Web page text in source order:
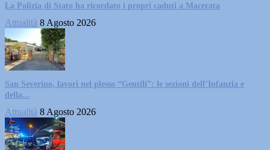
La Polizia di Stato ha ricordato i propri caduti a Macerata
Attualità 8 Agosto 2026
San Severino, lavori nel plesso “Gentili”: le sezioni dell’Infanzia e
della...
Attualità 8 Agosto 2026